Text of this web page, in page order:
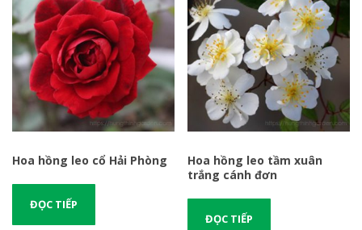
Hoa hồng leo cổ Hải Phòng
ĐỌC TIẾP
Hoa hồng leo tầm xuân
trắng cánh đơn
ĐỌC TIẾP